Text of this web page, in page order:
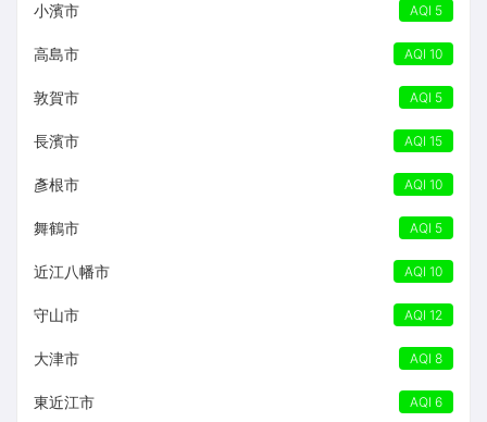
小濱市 AQI 5
高島市 AQI 10
敦賀市 AQI 5
長濱市 AQI 15
彥根市 AQI 10
舞鶴市 AQI 5
近江八幡市 AQI 10
守山市 AQI 12
大津市 AQI 8
東近江市 AQI 6